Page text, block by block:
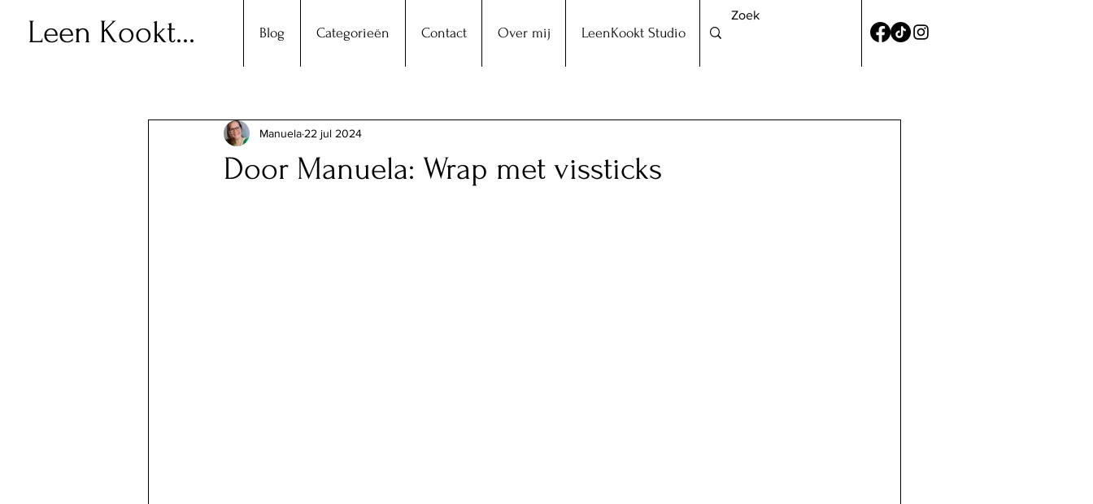
Leen Kookt... Blog Categorieën Contact Over mij LeenKookt Studio
Door Manuela: Wrap met vissticks
Manuela 22 jul 2024